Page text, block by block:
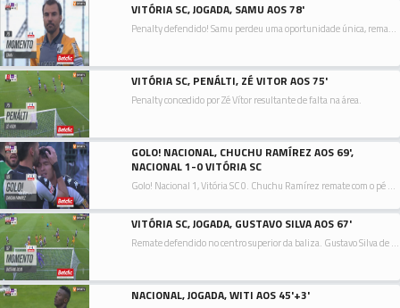
VITÓRIA SC, JOGADA, SAMU AOS 78'
Penalty defendido! Samu perdeu uma oportunidade única, remate com o pé esquerdo defendido.
VITÓRIA SC, PENÁLTI, ZÉ VITOR AOS 75'
Penalty concedido por Zé Vítor resultante de falta na área.
GOLO! NACIONAL, CHUCHU RAMÍREZ AOS 69',
NACIONAL 1-0 VITÓRIA SC
Golo! Nacional 1, Vitória SC 0. Chuchu Ramírez remate com o pé direito no coração da área.
VITÓRIA SC, JOGADA, GUSTAVO SILVA AOS 67'
Remate defendido no centro superior da baliza. Gustavo Silva de cabeça no coração da área. Assistência de Noah Saviolo com um cruzamento para a área.
NACIONAL, JOGADA, WITI AOS 45'+3'